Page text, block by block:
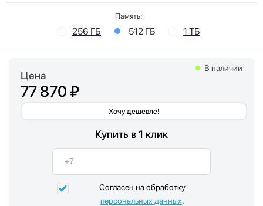
Память:
256 ГБ 512 ГБ 1 ТБ
Цена
77 870 ₽
Хочу дешевле!
В наличии
Купить в 1 клик
Согласен на обработку
персональных данных.